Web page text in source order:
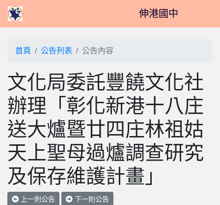
伸港國中
首頁 公告列表 公告內容
文化局委託豐饒文化社
辦理「彰化新港十八庄
送大爐暨廿四庄林祖姑
天上聖母過爐調查研究
及保存維護計畫」
上一則公告 下一則公告